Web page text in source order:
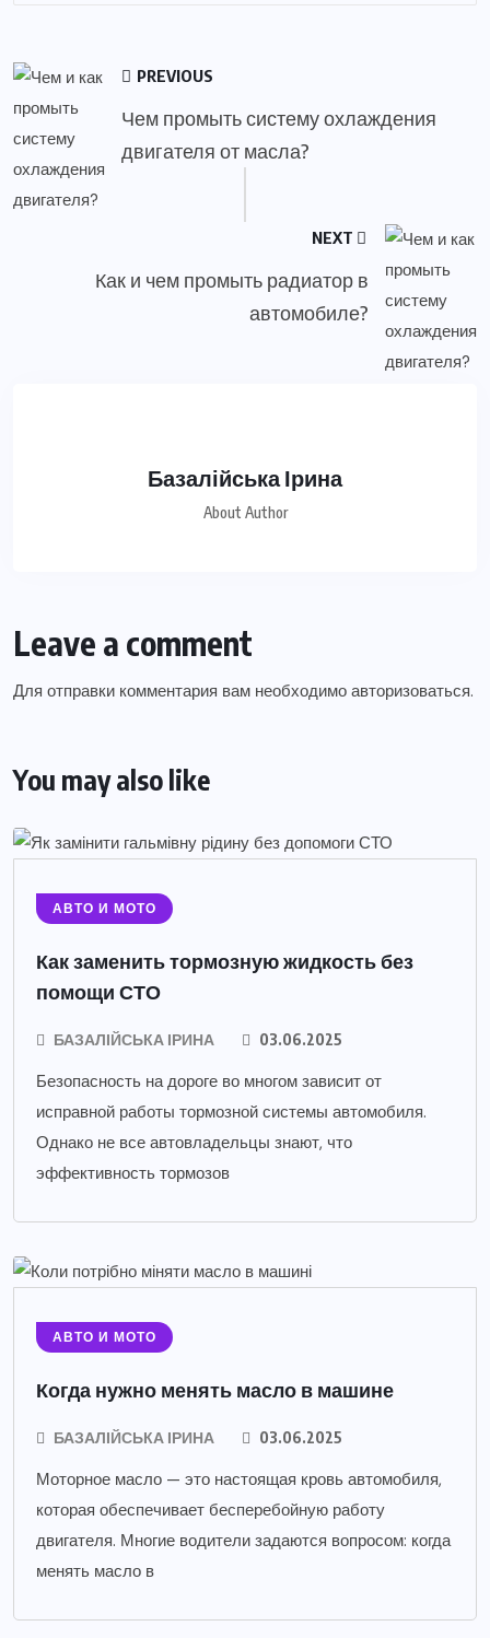
PREVIOUS
Чем промыть систему охлаждения
двигателя от масла?
NEXT
Как и чем промыть радиатор в
автомобиле?
Базалійська Ірина
About Author
Leave a comment
Для отправки комментария вам необходимо авторизоваться.
You may also like
АВТО И МОТО
Как заменить тормозную жидкость без
помощи СТО
БАЗАЛІЙСЬКА ІРИНА 03.06.2025
Безопасность на дороге во многом зависит от
исправной работы тормозной системы автомобиля.
Однако не все автовладельцы знают, что
эффективность тормозов
АВТО И МОТО
Когда нужно менять масло в машине
БАЗАЛІЙСЬКА ІРИНА 03.06.2025
Моторное масло — это настоящая кровь автомобиля,
которая обеспечивает бесперебойную работу
двигателя. Многие водители задаются вопросом: когда
менять масло в